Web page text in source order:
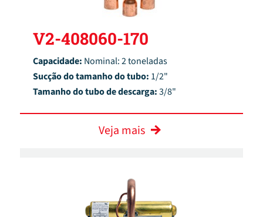
V2-408060-170
Capacidade: Nominal: 2 toneladas
Sucção do tamanho do tubo: 1/2"
Tamanho do tubo de descarga:3/8"
Veja mais